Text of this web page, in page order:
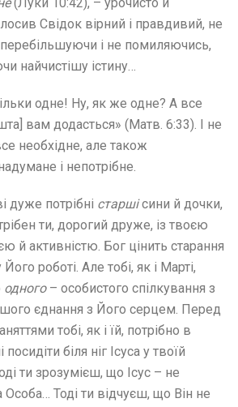
Свідок вірний і правдивий, не
і не помиляючись,
найчистішу істину…
одне! Ну, як же одне? А все
вам додасться» (Матв. 6:33). І не
необхідне, але також
і непотрібне.
дуже потрібні старшісини й дочки,
ти, дорогий друже, із твоєю
й активністю. Бог цінить старання
роботі. Але тобі, як і Марті,
одного– особистого спілкування з
єднання з Його серцем. Перед
тобі, як і їй, потрібно в
біля ніг Ісуса у твоїй
ти зрозумієш, що Ісус – не
Особа… Тоді ти відчуєш, що Він не